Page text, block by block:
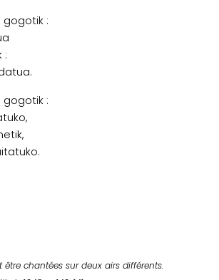
gogotik :
:
gogotik :
être chantées sur deux airs différents.